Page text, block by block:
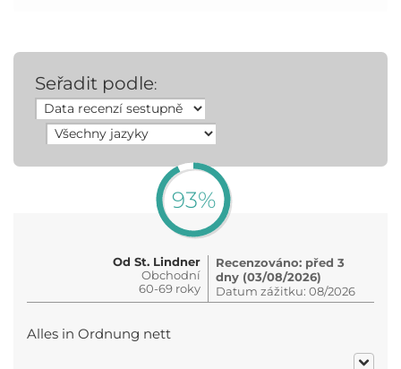
Seřadit podle:
93%
Od St. Lindner
Obchodní
60-69 roky
Recenzováno: před 3
dny (03/08/2026)
Datum zážitku: 08/2026
Alles in Ordnung nett